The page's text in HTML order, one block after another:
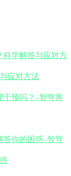
应对方法